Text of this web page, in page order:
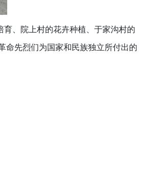
育、院上村的花卉种植、于家沟村的
命先烈们为国家和民族独立所付出的